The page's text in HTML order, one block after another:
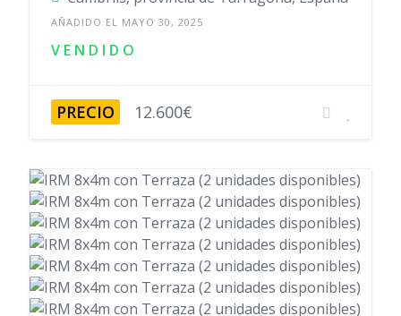
AÑADIDO EL MAYO 30, 2025
V E N D I D O
PRECIO 12.600€